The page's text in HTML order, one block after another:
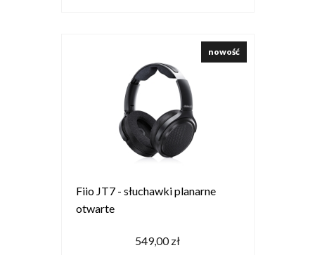
Fiio JT7 - słuchawki planarne
otwarte
549,00 zł
nowość